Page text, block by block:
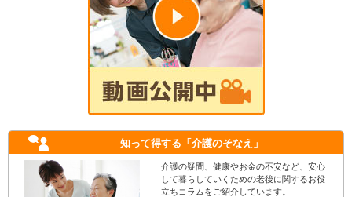
知って得する 「介護のそなえ」
介護の疑問、健康やお金の不安など、安心
して暮らしていくための老後に関するお役
立ちコラムをご紹介しています。